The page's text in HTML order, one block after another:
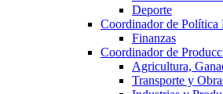
Deporte
Coordinador de Política
Finanzas
Coordinador de
Agricultura,
Transporte y